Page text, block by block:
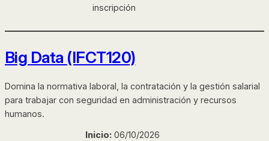
Big Data (IFCT120)
Domina la normativa laboral, la contratación y la gestión salarial
para trabajar con seguridad en administración y recursos
humanos.
Inicio: 06/10/2026